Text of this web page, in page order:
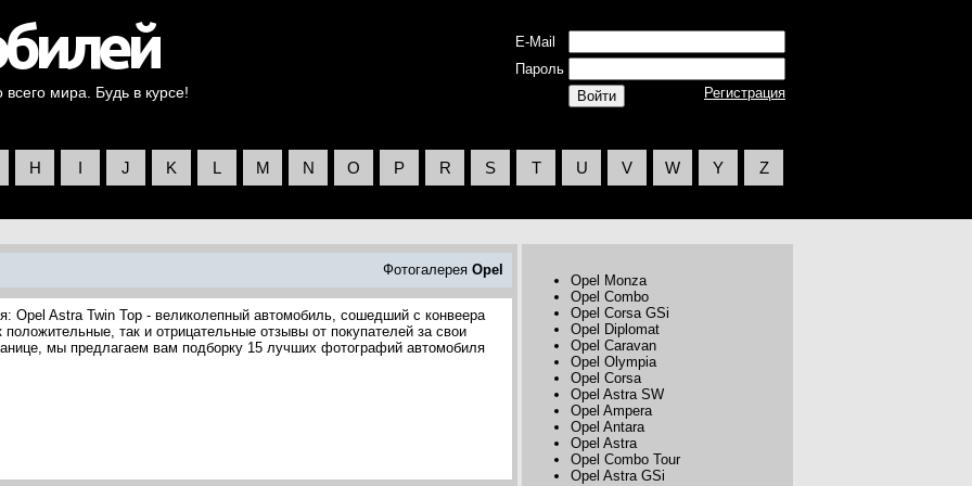
мира. Будь в курсе!
E-Mail
Пароль
Регистрация
H I J K L M N O P R S T U V W Y Z
Фотогалерея Opel
Opel Astra Twin Top - великолепный автомобиль, сошедший с конвеера
так и отрицательные отзывы от покупателей за свои
мы предлагаем вам подборку 15 лучших фотографий автомобиля
Opel Monza
Opel Combo
Opel Corsa GSi
Opel Diplomat
Opel Caravan
Opel Olympia
Opel Corsa
Opel Astra SW
Opel Ampera
Opel Antara
Opel Astra
Opel Combo Tour
Opel Astra GSi